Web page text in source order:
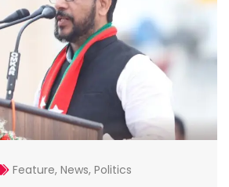
Feature, News, Politics